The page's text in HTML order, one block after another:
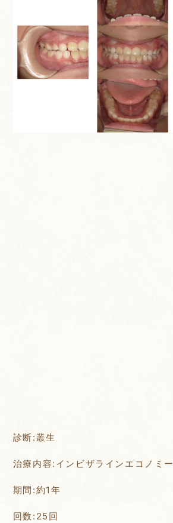
診断:叢生
治療内容:インビザラインエコノミー
期間:約1年
回数:25回